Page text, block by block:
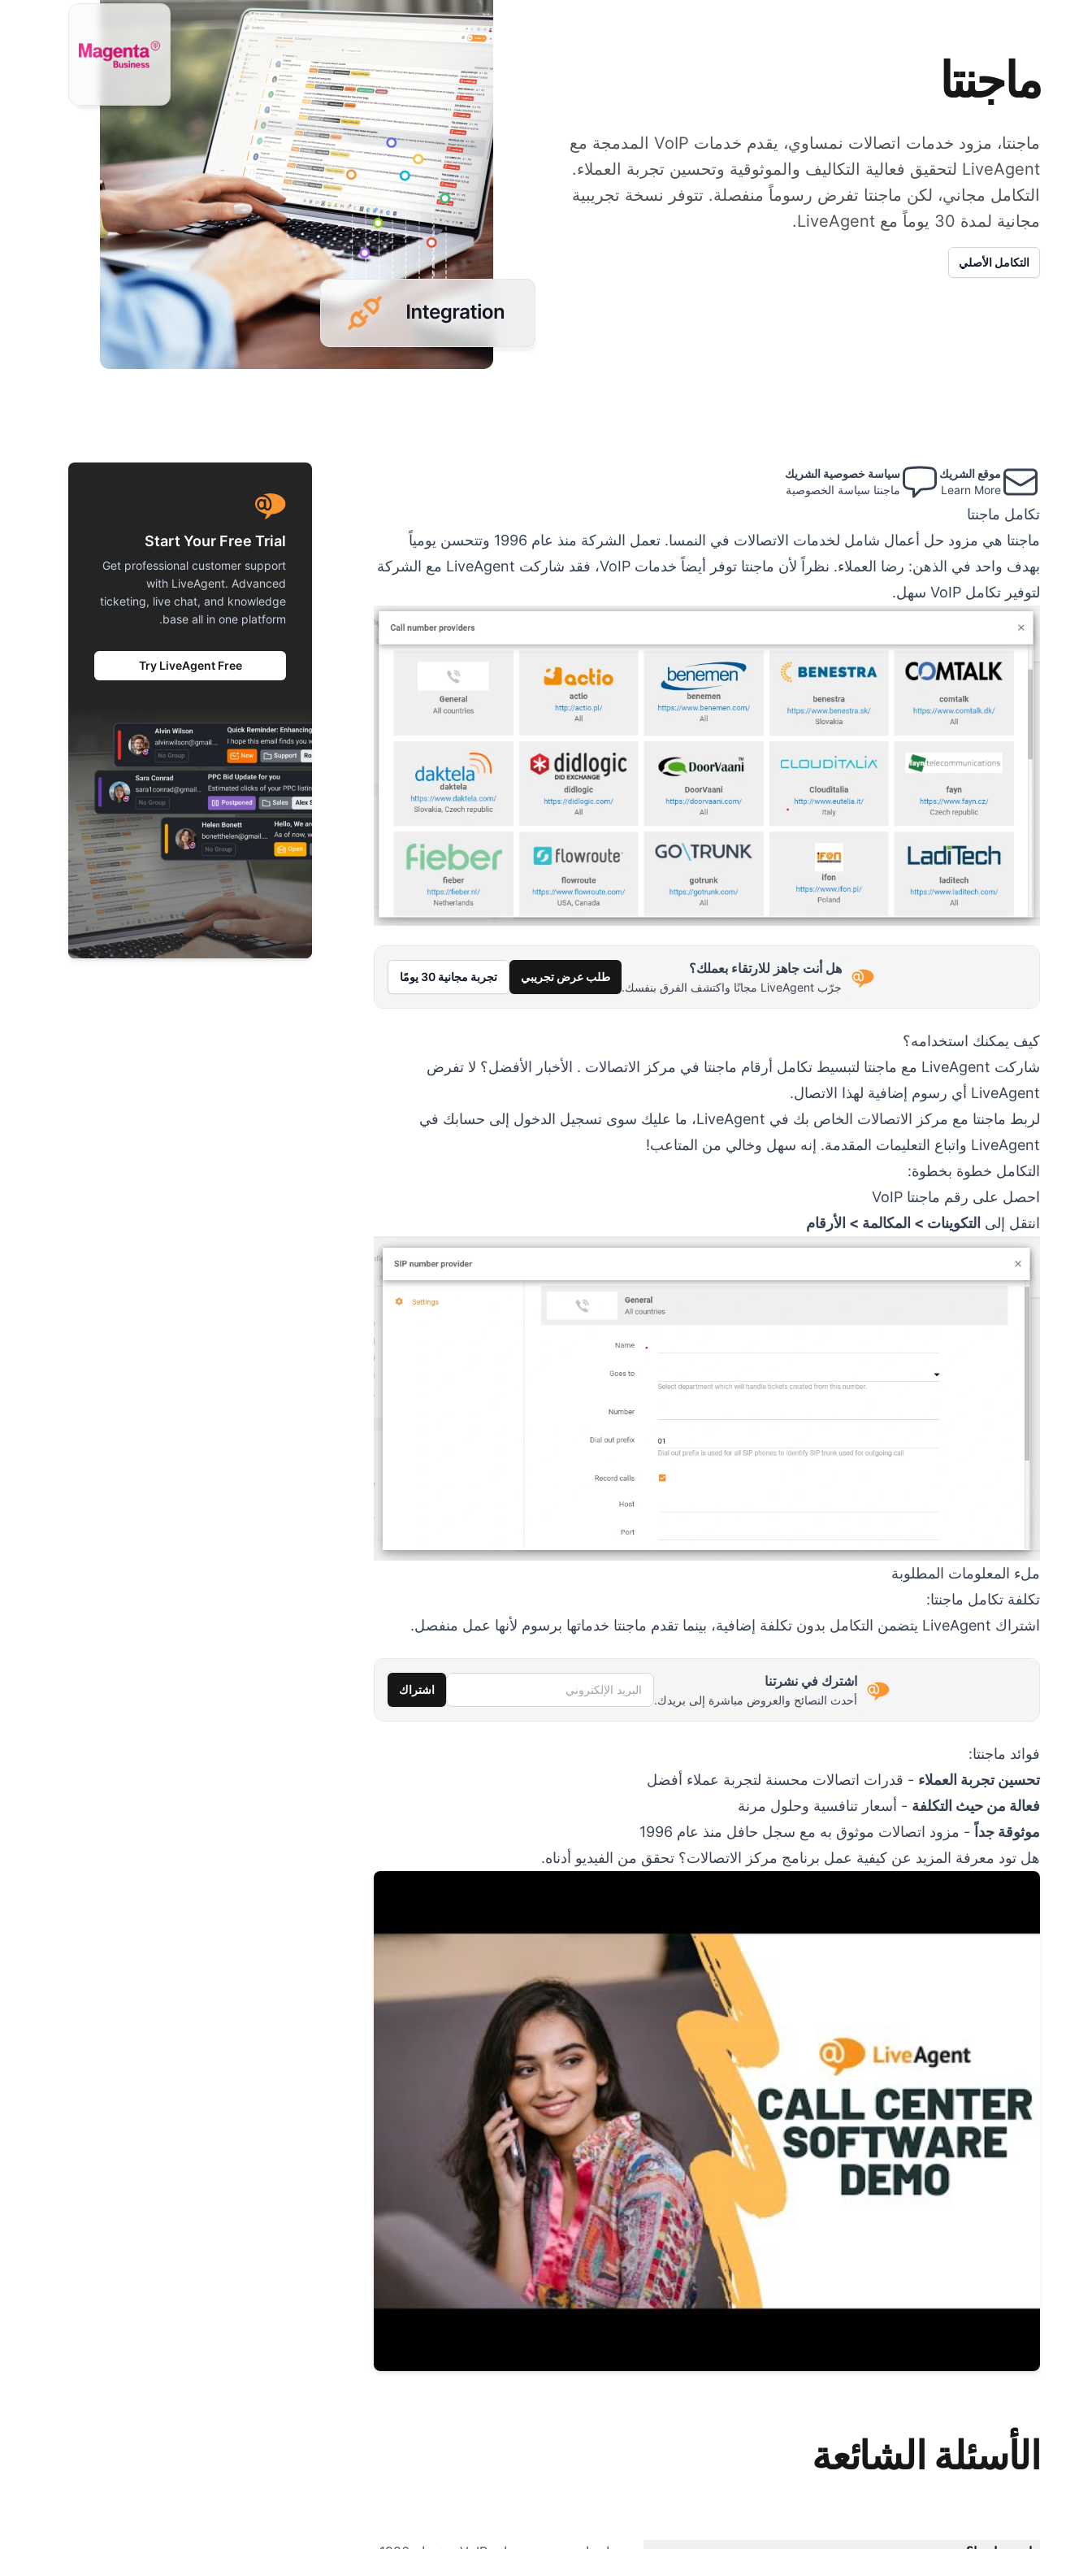
ماجنتا
ماجنتا، مزود خدمات اتصالات نمساوي، يقدم خدمات VoIP المدمجة مع
LiveAgent لتحقيق فعالية التكاليف والموثوقية وتحسين تجربة العملاء.
التكامل مجاني، لكن ماجنتا تفرض رسوماً منفصلة. تتوفر نسخة تجريبية
مجانية لمدة 30 يوماً مع LiveAgent.
التكامل الأصلي
موقع الشريك
Learn More
سياسة خصوصية الشريك
ماجنتا سياسة الخصوصية
تكامل ماجنتا
ماجنتا هي مزود حل أعمال شامل لخدمات الاتصالات في النمسا. تعمل الشركة منذ عام 1996 وتتحسن يومياً
بهدف واحد في الذهن: رضا العملاء. نظراً لأن ماجنتا توفر أيضاً خدمات VoIP، فقد شاركت LiveAgent مع الشركة
لتوفير تكامل VoIP سهل.
هل أنت جاهز للارتقاء بعملك؟
جرّب LiveAgent مجانًا واكتشف الفرق بنفسك.
طلب عرض تجريبي تجربة مجانية 30 يومًا
كيف يمكنك استخدامه؟
شاركت LiveAgent مع ماجنتا لتبسيط تكامل أرقام ماجنتا في
مركز الاتصالات . الأخبار الأفضل؟ لا تفرض
LiveAgent أي رسوم إضافية لهذا الاتصال.
لربط ماجنتا مع مركز الاتصالات الخاص بك في LiveAgent، ما عليك سوى تسجيل الدخول إلى حسابك في
LiveAgent واتباع التعليمات المقدمة. إنه سهل وخالي من المتاعب!
التكامل خطوة بخطوة:
احصل على رقم ماجنتا VoIP
انتقل إلى التكوينات > المكالمة > الأرقام
ملء المعلومات المطلوبة
تكلفة تكامل ماجنتا:
اشتراك LiveAgent يتضمن التكامل بدون تكلفة إضافية، بينما تقدم ماجنتا خدماتها برسوم لأنها عمل منفصل.
اشترك في نشرتنا
أحدث النصائح والعروض مباشرة إلى بريدك.
البريد الإلكتروني اشتراك
فوائد ماجنتا:
تحسين تجربة العملاء - قدرات اتصالات محسنة لتجربة عملاء أفضل
فعالة من حيث التكلفة - أسعار تنافسية وحلول مرنة
موثوقة جداً - مزود اتصالات موثوق به مع سجل حافل منذ عام 1996
هل تود معرفة المزيد عن كيفية عمل برنامج مركز الاتصالات؟ تحقق من الفيديو أدناه.
Start Your Free Trial
Get professional customer support
with LiveAgent. Advanced
ticketing, live chat, and knowledge
base all in one platform.
Try LiveAgent Free
الأسئلة الشائعة